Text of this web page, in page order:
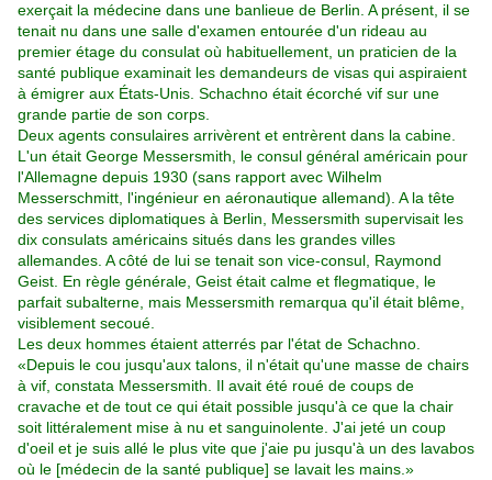
exerçait la médecine dans une banlieue de Berlin. A présent, il se
tenait nu dans une salle d'examen entourée d'un rideau au
premier étage du consulat où habituellement, un praticien de la
santé publique examinait les demandeurs de visas qui aspiraient
à émigrer aux États-Unis. Schachno était écorché vif sur une
grande partie de son corps.
Deux agents consulaires arrivèrent et entrèrent dans la cabine.
L'un était George Messersmith, le consul général américain pour
l'Allemagne depuis 1930 (sans rapport avec Wilhelm
Messerschmitt, l'ingénieur en aéronautique allemand). A la tête
des services diplomatiques à Berlin, Messersmith supervisait les
dix consulats américains situés dans les grandes villes
allemandes. A côté de lui se tenait son vice-consul, Raymond
Geist. En règle générale, Geist était calme et flegmatique, le
parfait subalterne, mais Messersmith remarqua qu'il était blême,
visiblement secoué.
Les deux hommes étaient atterrés par l'état de Schachno.
«Depuis le cou jusqu'aux talons, il n'était qu'une masse de chairs
à vif, constata Messersmith. Il avait été roué de coups de
cravache et de tout ce qui était possible jusqu'à ce que la chair
soit littéralement mise à nu et sanguinolente. J'ai jeté un coup
d'oeil et je suis allé le plus vite que j'aie pu jusqu'à un des lavabos
où le [médecin de la santé publique] se lavait les mains.»